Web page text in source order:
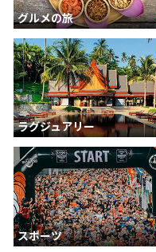
グルメの旅
ラグジュアリー
スポーツ